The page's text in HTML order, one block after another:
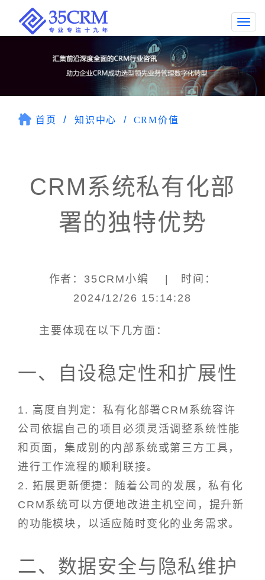
首页 知识中心 CRM价值
CRM系统私有化部
署的独特优势
作者：35CRM小编 | 时间：
2024/12/26 15:14:28
主要体现在以下几方面：
一、自设稳定性和扩展性
1. 高度自判定：私有化部署CRM系统容许
公司依据自己的项目必须灵活调整系统性能
和页面，集成别的内部系统或第三方工具，
进行工作流程的顺利联接。
2. 拓展更新便捷：随着公司的发展，私有化
CRM系统可以方便地改进主机空间，提升新
的功能模块，以适应随时变化的业务需求。
二、数据安全与隐私维护